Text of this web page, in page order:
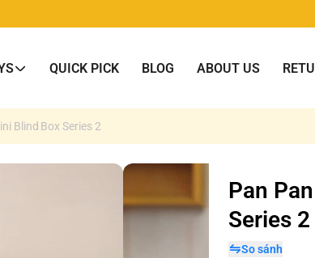
QUICK PICK BLOG ABOUT US
Blind Box Series 2
Pan
Series 2
So sánh